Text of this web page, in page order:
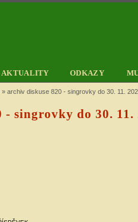
AKTUALITY ODKAZY
» archiv diskuse 820 - singrovky do 30. 11.
- singrovky do 30. 11.